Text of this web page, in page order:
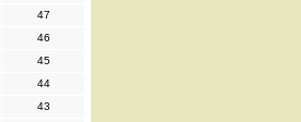
47
46
45
44
43